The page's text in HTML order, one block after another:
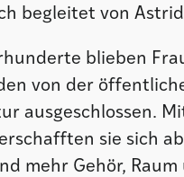
begleitet von
blieben
von der
ausgeschlossen.
sie sich
mehr Gehör, Raum